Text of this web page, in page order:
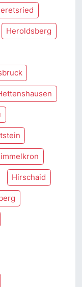
Heroldsberg
Hirschaid